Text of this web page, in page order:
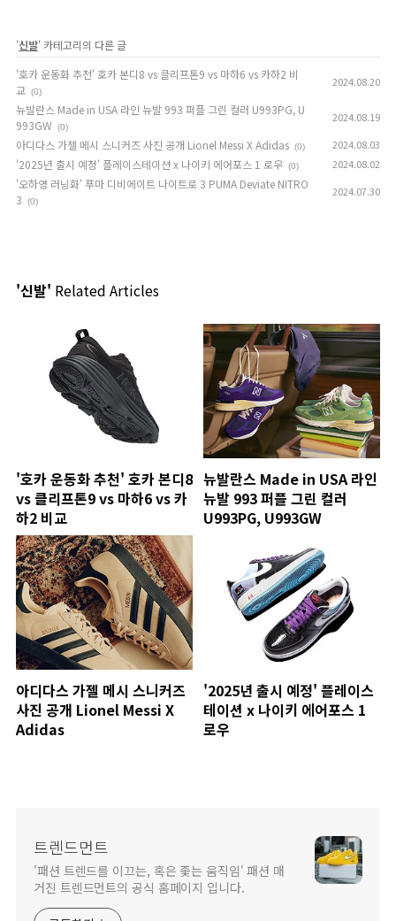
'신발' 카테고리의 다른 글
'호카 운동화 추천' 호카 본디8 vs 클리프톤9 vs 마하6 vs 카하2 비
교 (0)
2024.08.20
뉴발란스 Made in USA 라인 뉴발 993 퍼플 그린 컬러 U993PG, U
993GW
(0)
2024.08.19
아디다스 가젤 메시 스니커즈 사진 공개 Lionel Messi X Adidas (0) 2024.08.03
'2025년 출시 예정' 플레이스테이션 x 나이키 에어포스 1 로우 (0) 2024.08.02
'오하영 러닝화' 푸마 디비에이트 나이트로 3 PUMA Deviate NITRO
3
(0)
2024.07.30
'신발' Related Articles
'호카 운동화 추천' 호카 본디8
vs 클리프톤9 vs 마하6 vs 카
하2 비교
뉴발란스 Made in USA 라인
뉴발 993 퍼플 그린 컬러
U993PG, U993GW
아디다스 가젤 메시 스니커즈
사진 공개 Lionel Messi X
Adidas
'2025년 출시 예정' 플레이스
테이션 x 나이키 에어포스 1
로우
트렌드먼트
'패션 트렌드를 이끄는, 혹은 좇는 움직임' 패션 매
거진 트렌드먼트의 공식 홈페이지 입니다.